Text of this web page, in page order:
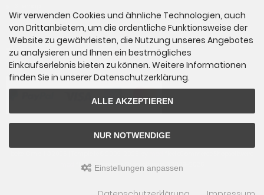
Zahlungsmethoden
ified eCommerce Shopsoftware © 2009-2026
Wir verwenden Cookies und ähnliche Technologien, auch
von Drittanbietern, um die ordentliche Funktionsweise der
Website zu gewährleisten, die Nutzung unseres Angebotes
zu analysieren und Ihnen ein bestmögliches
Einkaufserlebnis bieten zu können. Weitere Informationen
finden Sie in unserer Datenschutzerklärung.
ALLE AKZEPTIEREN
NUR NOTWENDIGE
Einstellungen anpassen